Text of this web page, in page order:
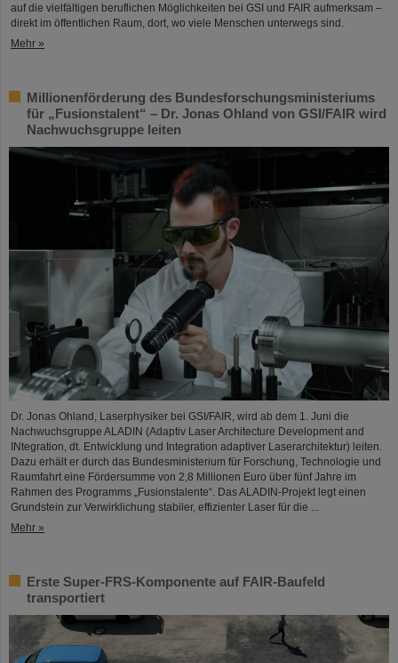
auf die vielfältigen beruflichen Möglichkeiten bei GSI und FAIR aufmerksam –
direkt im öffentlichen Raum, dort, wo viele Menschen unterwegs sind.
Mehr »
Millionenförderung des Bundesforschungsministeriums
für „Fusionstalent“ – Dr. Jonas Ohland von GSI/FAIR wird
Nachwuchsgruppe leiten
Dr. Jonas Ohland, Laserphysiker bei GSI/FAIR, wird ab dem 1. Juni die
Nachwuchsgruppe ALADIN (Adaptiv Laser Architecture Development and
INtegration, dt. Entwicklung und Integration adaptiver Laserarchitektur) leiten.
Dazu erhält er durch das Bundesministerium für Forschung, Technologie und
Raumfahrt eine Fördersumme von 2,8 Millionen Euro über fünf Jahre im
Rahmen des Programms „Fusionstalente“. Das ALADIN-Projekt legt einen
Grundstein zur Verwirklichung stabiler, effizienter Laser für die ...
Mehr »
Erste Super-FRS-Komponente auf FAIR-Baufeld
transportiert